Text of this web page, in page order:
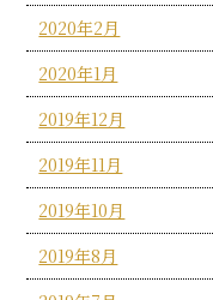
2020年2月
2020年1月
2019年12月
2019年11月
2019年10月
2019年8月